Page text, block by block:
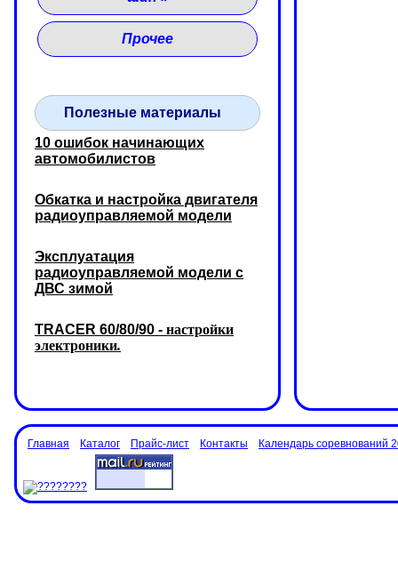
Прочее
Полезные материалы
10 ошибок начинающих
автомобилистов
Обкатка и настройка двигателя
радиоуправляемой модели
Эксплуатация
радиоуправляемой модели с
ДВС зимой
TRACER 60/80/90 - настройки
электроники.
Главная Каталог Прайс-лист Контакты Календарь соревнований